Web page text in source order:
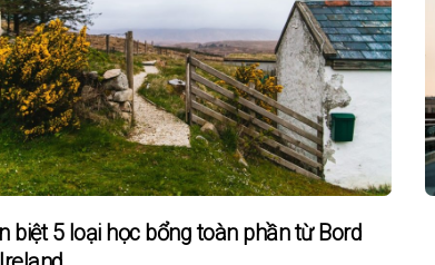
biệt 5 loại học bổng toàn phần từ Bord